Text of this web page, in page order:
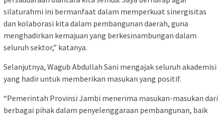
silaturahmi ini bermanfaat dalam memperkuat sinergisitas
dan kolaborasi kita dalam pembangunan daerah, guna
menghadirkan kemajuan yang berkesinambungan dalam
seluruh sektor,” katanya.
Selanjutnya, Wagub Abdullah Sani mengajak seluruh akademisi
yang hadir untuk memberikan masukan yang positif.
“Pemerintah Provinsi Jambi menerima masukan-masukan dari
berbagai pihak dalam penyelenggaraan pembangunan, baik